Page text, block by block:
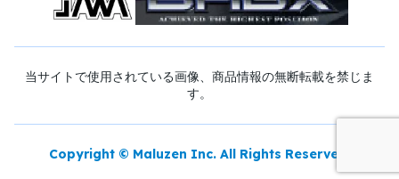
当サイトで使用されている画像、商品情報の無断転載を禁じま
す。
Copyright © Maluzen Inc. All Rights Reserved.